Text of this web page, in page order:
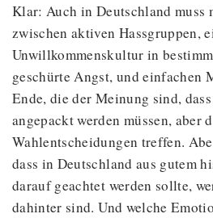
Klar: Auch in Deutschland muss
zwischen aktiven Hassgruppen,
Unwillkommenskultur in
geschürte Angst, und einfachen
Ende, die der Meinung sind,
angepackt werden müssen, aber
Wahlentscheidungen treffen.
dass in Deutschland aus gutem
darauf geachtet werden sollte,
dahinter sind. Und welche